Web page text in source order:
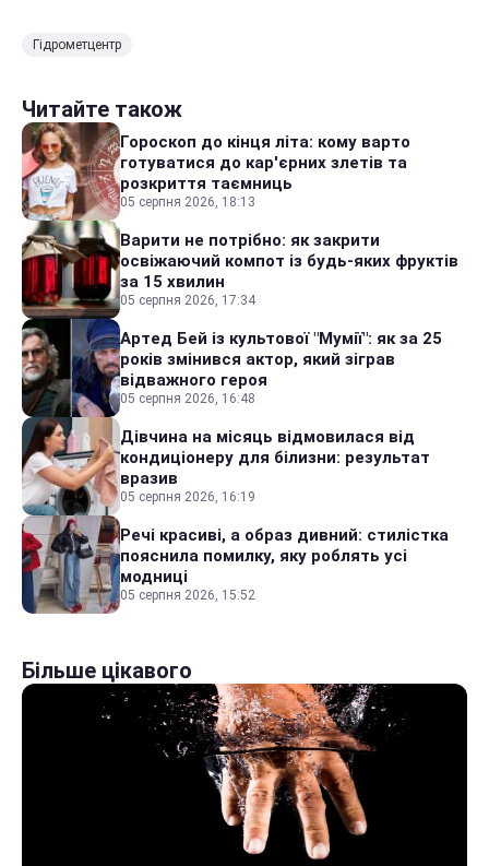
Гідрометцентр
Читайте також
Гороскоп до кінця літа: кому варто
готуватися до кар'єрних злетів та
розкриття таємниць
05 серпня 2026, 18:13
Варити не потрібно: як закрити
освіжаючий компот із будь-яких фруктів
за 15 хвилин
05 серпня 2026, 17:34
Артед Бей із культової "Мумії": як за 25
років змінився актор, який зіграв
відважного героя
05 серпня 2026, 16:48
Дівчина на місяць відмовилася від
кондиціонеру для білизни: результат
вразив
05 серпня 2026, 16:19
Речі красиві, а образ дивний: стилістка
пояснила помилку, яку роблять усі
модниці
05 серпня 2026, 15:52
Більше цікавого